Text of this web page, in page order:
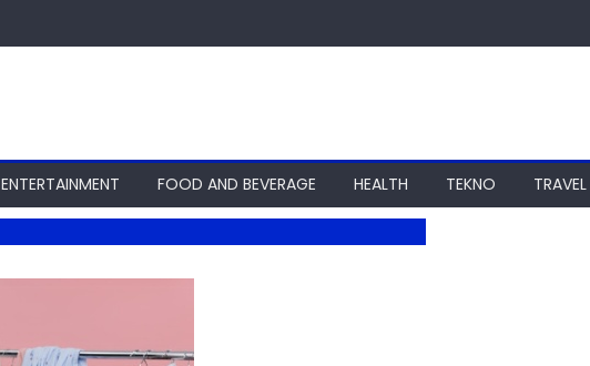
ENTERTAINMENT FOOD AND BEVERAGE HEALTH TEKNO TRAVEL